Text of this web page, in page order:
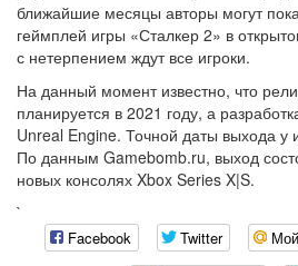
ближайшие месяцы авторы могут
геймплей игры «Сталкер 2» в
с нетерпением ждут все игроки.
На данный момент известно, что
планируется в 2021 году, а
Unreal Engine. Точной даты выхода у
По данным Gamebomb.ru, выход
новых консолях Xbox Series X|S.
`
Facebook Twitter